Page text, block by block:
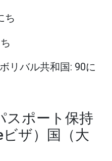
ち
バル共和国: 90に
スポート保持
ザ）国（大